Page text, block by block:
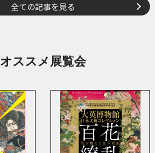
全ての記事を見る
オススメ展覧会